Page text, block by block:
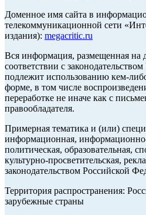
Доменное имя сайта в
телекоммуникационной сети
издания): megacritic.ru
Вся информация, размещенная на
соответствии с
подлежит использованию кем-
форме, в том числе
переработке не иначе как с
правообладателя.
Примерная тематика и (или)
информационная,
политическая, образовательная,
культурно-просветительская,
законодательством Российской
Территория распространения:
зарубежные страны